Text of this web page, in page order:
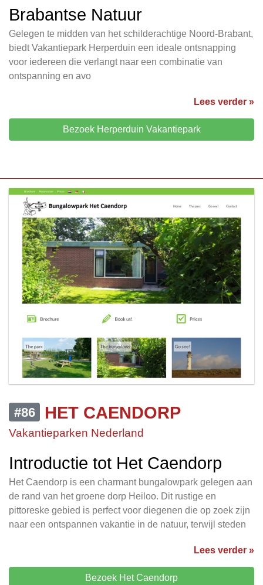
Brabantse Natuur
Gelegen te midden van het schilderachtige Noord-Brabant,
biedt Vakantiepark Herperduin een ideale ontsnapping
voor iedereen die verlangt naar een combinatie van
ontspanning en avo
Lees verder »
Bezoek Herperduin Vakantiepark
#86 HET CAENDORP
Vakantieparken Nederland
Introductie tot Het Caendorp
Het Caendorp is een charmant bungalowpark gelegen aan
de rand van het groene dorp Heiloo. Dit rustige en
pittoreske gebied is perfect voor diegenen die op zoek zijn
naar een ontspannen vakantie in de natuur, terwijl steden
Lees verder »
Bezoek Het Caendorp